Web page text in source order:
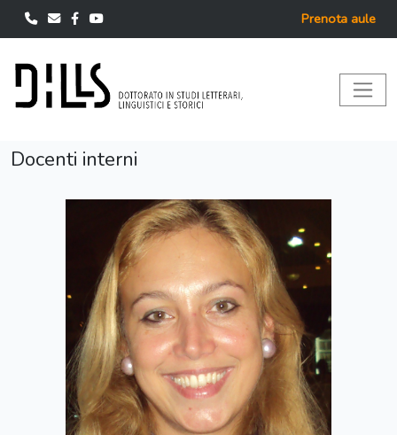
Prenota aule
Docenti interni